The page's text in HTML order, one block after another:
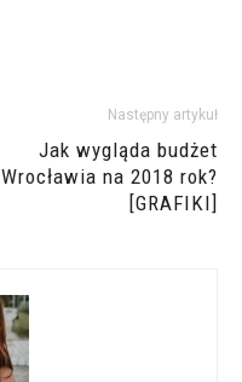
Następny artykuł
Jak wygląda budżet
Wrocławia na 2018 rok?
[GRAFIKI]